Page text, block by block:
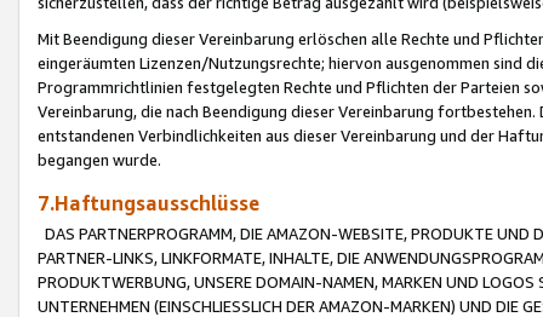
Mit Beendigung dieser Vereinbarung erlöschen alle Rechte und
eingeräumten Lizenzen/Nutzungsrechte; hiervon ausgenommen sind
Programmrichtlinien festgelegten Rechte und Pflichten der Parteien
Vereinbarung, die nach Beendigung dieser Vereinbarung
entstandenen Verbindlichkeiten aus dieser Vereinbarung und der
begangen wurde.
7.Haftungsausschlüsse
DAS PARTNERPROGRAMM, DIE AMAZON-WEBSITE, PRODUKTE UND
PARTNER-LINKS, LINKFORMATE, INHALTE, DIE
PRODUKTWERBUNG, UNSERE DOMAIN-NAMEN, MARKEN UND
UNTERNEHMEN (EINSCHLIESSLICH DER AMAZON-MARKEN) UND DIE